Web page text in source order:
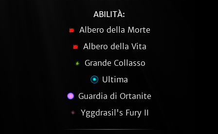
ABILITÀ:
Albero della Morte
Albero della Vita
Grande Collasso
Ultima
Guardia di Ortanite
Yggdrasil's Fury II